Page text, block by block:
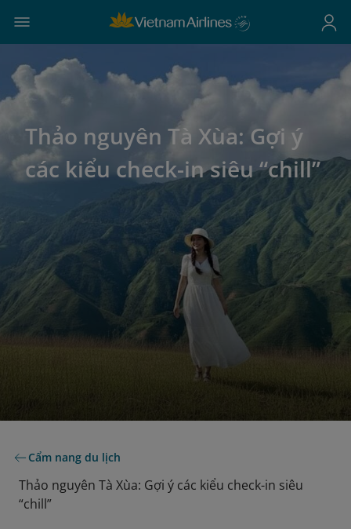
Thảo nguyên Tà Xùa: Gợi ý
các kiểu check-in siêu “chill”
Cẩm nang du lịch
Thảo nguyên Tà Xùa: Gợi ý các kiểu check-in siêu
“chill”